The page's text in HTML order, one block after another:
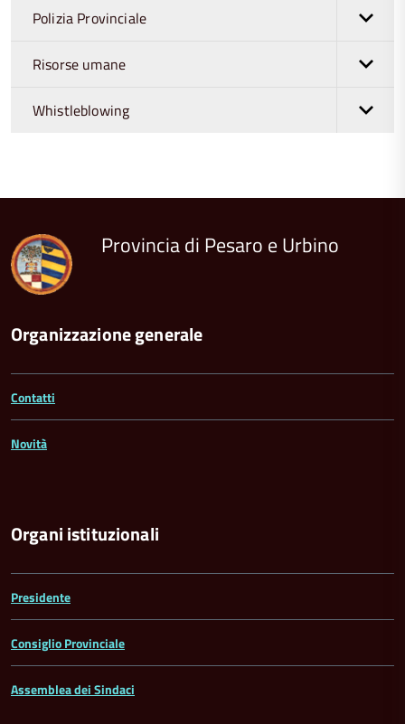
Polizia Provinciale
Risorse umane
Whistleblowing
del
Provincia di Pesaro e Urbino
Organizzazione generale
Contatti
Novità
Organi istituzionali
Presidente
Consiglio Provinciale
Assemblea dei Sindaci